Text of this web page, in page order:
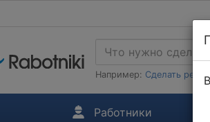
Например: Сделать
Работники